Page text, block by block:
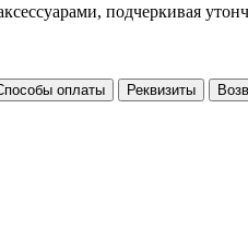
подчеркивая
оплаты Реквизиты